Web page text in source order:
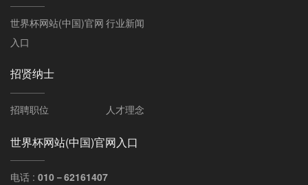
世界杯网站(中国)官网
入口
行业新闻
招贤纳士
招聘职位 人才理念
世界杯网站(中国)官网入口
电话 : 010－62161407